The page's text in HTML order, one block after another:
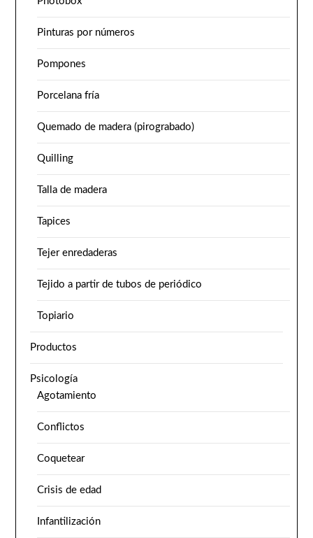
Pinturas por números
Pompones
Porcelana fría
Quemado de madera (pirograbado)
Quilling
Talla de madera
Tapices
Tejer enredaderas
Tejido a partir de tubos de periódico
Topiario
Productos
Psicología
Agotamiento
Conflictos
Coquetear
Crisis de edad
Infantilización